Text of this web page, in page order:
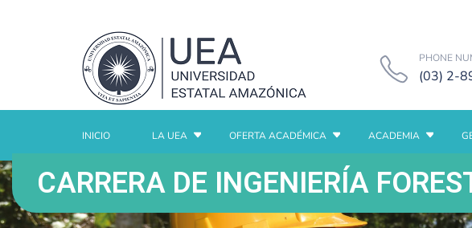
PHONE
(03) 2-
INICIO LA UEA OFERTA ACADÉMICA ACADEMIA
CARRERA DE INGENIERÍA